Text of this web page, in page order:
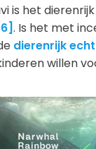
is het
. Is het met
dierenrijk
willen